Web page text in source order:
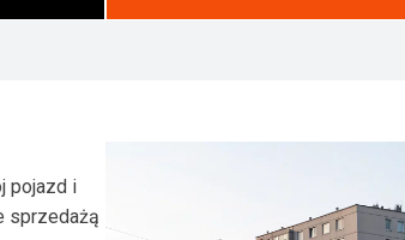
pojazd i
sprzedażą